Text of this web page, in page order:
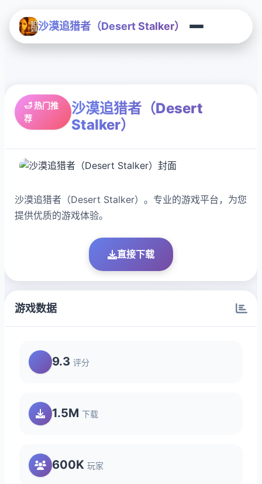
沙漠追猎者（Desert Stalker）
🛁 热门推
荐
沙漠追猎者（Desert
Stalker）
沙漠追猎者（Desert Stalker）。专业的游戏平台，为您
提供优质的游戏体验。
直接下载
游戏数据
9.3 评分
1.5M 下载
600K 玩家